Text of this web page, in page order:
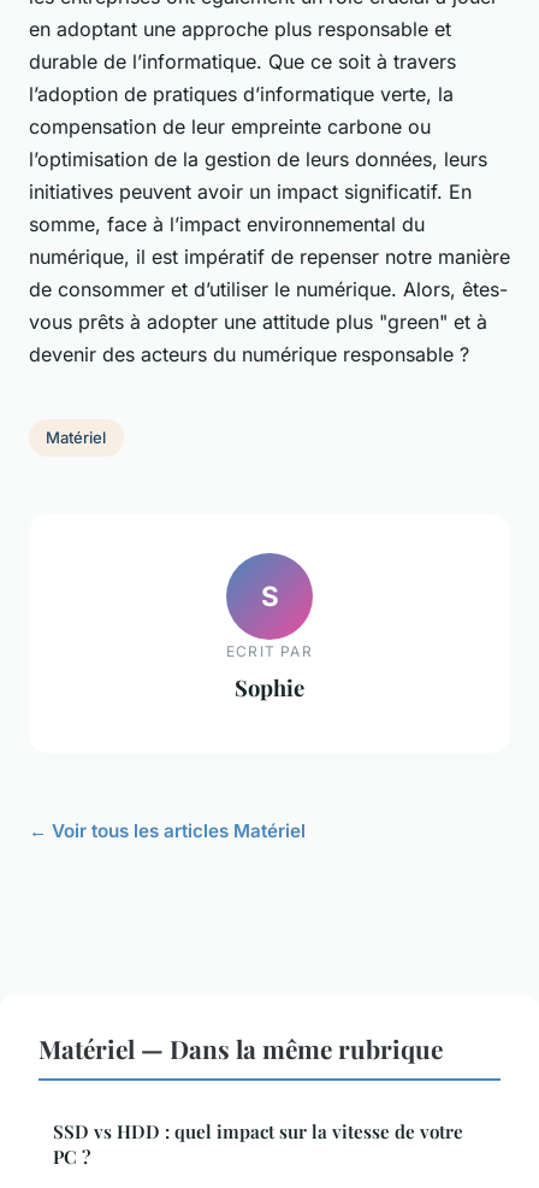
en adoptant une approche plus responsable et
durable de l’informatique. Que ce soit à travers
l’adoption de pratiques d’informatique verte, la
compensation de leur empreinte carbone ou
l’optimisation de la gestion de leurs données, leurs
initiatives peuvent avoir un impact significatif. En
somme, face à l’impact environnemental du
numérique, il est impératif de repenser notre manière
de consommer et d’utiliser le numérique. Alors, êtes-
vous prêts à adopter une attitude plus "green" et à
devenir des acteurs du numérique responsable ?
Matériel
S
ECRIT PAR
Sophie
← Voir tous les articles Matériel
Matériel — Dans la même rubrique
SSD vs HDD : quel impact sur la vitesse de votre
PC ?